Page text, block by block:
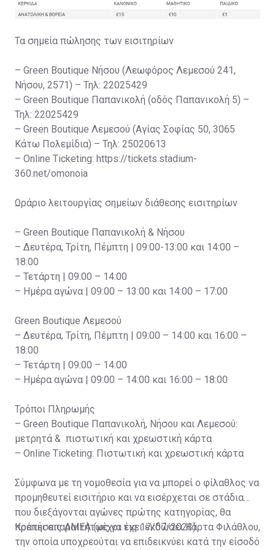
Τα σημεία πώλησης των εισιτηρίων
– Green Boutique Νήσου (Λεωφόρος Λεμεσού 241,
Νήσου, 2571) – Τηλ: 22025429
– Green Boutique Παπανικολή (οδός Παπανικολή 5) –
Τηλ: 22025429
– Green Boutique Λεμεσού (Αγίας Σοφίας 50, 3065
Κάτω Πολεμίδια) – Τηλ: 25020613
– Online Ticketing: https://tickets.stadium-
360.net/omonoia
Ωράριο λειτουργίας σημείων διάθεσης εισιτηρίων
– Green Boutique Παπανικολή & Νήσου
– Δευτέρα, Τρίτη, Πέμπτη | 09:00-13:00 και 14:00 –
18:00
– Τετάρτη | 09:00 – 14:00
– Ημέρα αγώνα | 09:00 – 13:00 και 14:00 – 17:00
Green Boutique Λεμεσού
– Δευτέρα, Τρίτη, Πέμπτη | 09:00 – 14:00 και 16:00 –
18:00
– Τετάρτη | 09:00 – 14:00
– Ημέρα αγώνα | 09:00 – 14:00 και 16:00 – 18:00
Τρόποι Πληρωμής
– Green Boutique Παπανικολή, Νήσου και Λεμεσού:
μετρητά & πιστωτική και χρεωστική κάρτα
– Online Ticketing: Πιστωτική και χρεωστική κάρτα
Σύμφωνα με τη νομοθεσία για να μπορεί ο φίλαθλος να
προμηθευτεί εισιτήριο και να εισέρχεται σε στάδια
που διεξάγονται αγώνες πρώτης κατηγορίας, θα
πρέπει απαραιτήτως να έχει εκδώσει Κάρτα Φιλάθλου,
την οποία υποχρεούται να επιδεικνύει κατά την είσοδό
Κρατήσεις ΑΜΕΑ (μέχρι τις 17/07/2023)